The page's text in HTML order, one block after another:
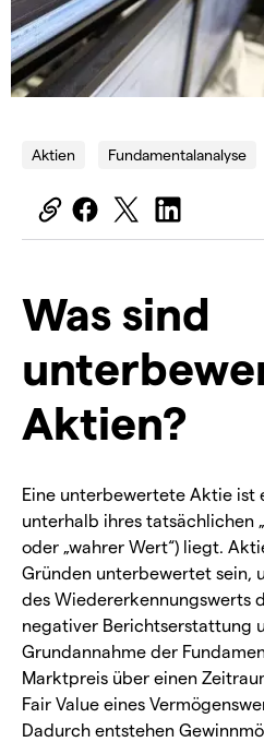
Aktien Fundamentalanalyse
Was sind
Aktien?
Eine unterbewertete Aktie ist
unterhalb ihres tatsächlichen
oder „wahrer Wert“) liegt.
Gründen unterbewertet sein,
des Wiedererkennungswerts
negativer Berichtserstattung
Grundannahme der
Marktpreis über einen
Fair Value eines
Dadurch entstehen